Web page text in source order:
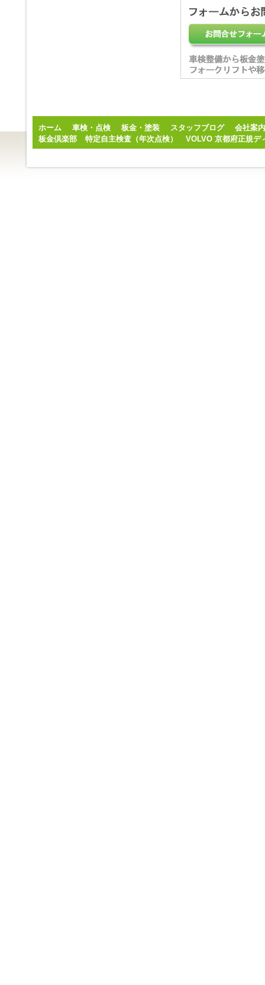
ホーム 車検・点検 板金・塗装 スタッフブログ
会社案内
板金倶楽部
特定自主検査（年次点検） VOLVO 京都府正規デ